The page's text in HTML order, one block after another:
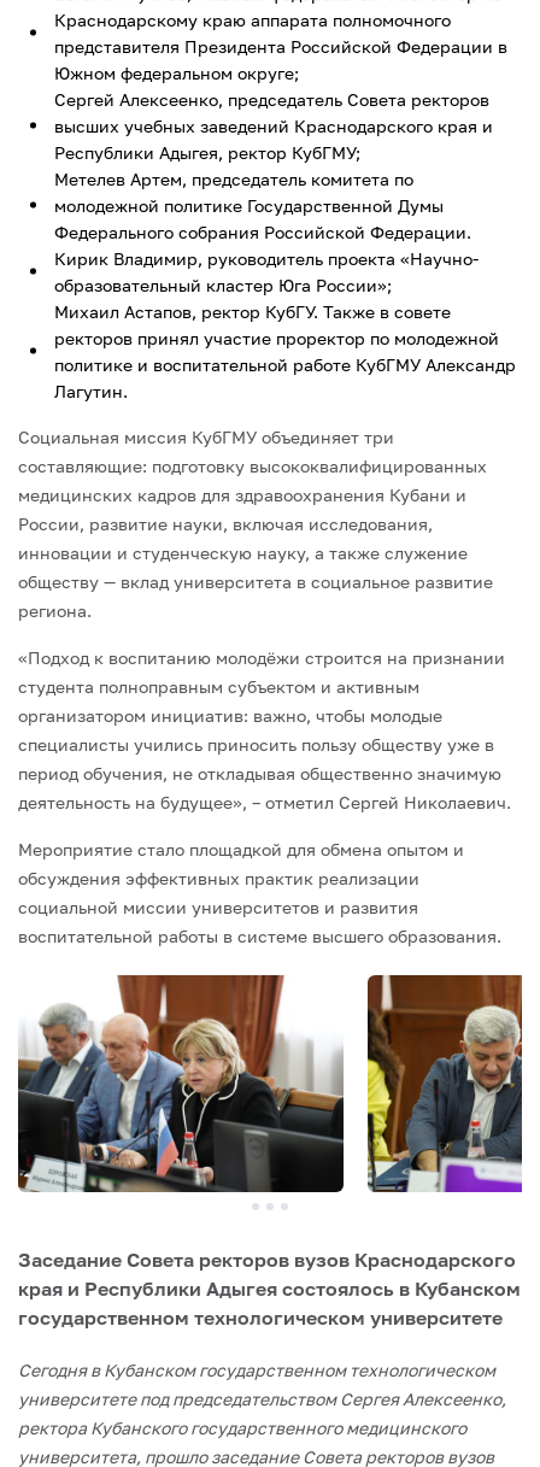
Краснодарскому краю аппарата полномочного
представителя Президента Российской Федерации в
Южном федеральном округе;
Сергей Алексеенко, председатель Совета ректоров
высших учебных заведений Краснодарского края и
Республики Адыгея, ректор КубГМУ;
Метелев Артем, председатель комитета по
молодежной политике Государственной Думы
Федерального собрания Российской Федерации.
Кирик Владимир, руководитель проекта «Научно-
образовательный кластер Юга России»;
Михаил Астапов, ректор КубГУ. Также в совете
ректоров принял участие проректор по молодежной
политике и воспитательной работе КубГМУ Александр
Лагутин.
Социальная миссия КубГМУ объединяет три
составляющие: подготовку высококвалифицированных
медицинских кадров для здравоохранения Кубани и
России, развитие науки, включая исследования,
инновации и студенческую науку, а также служение
обществу — вклад университета в социальное развитие
региона.
«Подход к воспитанию молодёжи строится на признании
студента полноправным субъектом и активным
организатором инициатив: важно, чтобы молодые
специалисты учились приносить пользу обществу уже в
период обучения, не откладывая общественно значимую
деятельность на будущее», – отметил Сергей Николаевич.
Мероприятие стало площадкой для обмена опытом и
обсуждения эффективных практик реализации
социальной миссии университетов и развития
воспитательной работы в системе высшего образования.
Заседание Совета ректоров вузов Краснодарского
края и Республики Адыгея состоялось в Кубанском
государственном технологическом университете
Сегодня в Кубанском государственном технологическом
университете под председательством Сергея Алексеенко,
ректора Кубанского государственного медицинского
университета, прошло заседание Совета ректоров вузов